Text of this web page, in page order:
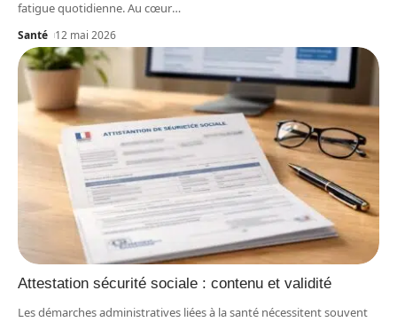
fatigue quotidienne. Au cœur…
Santé 12 mai 2026
Attestation sécurité sociale : contenu et validité
Les démarches administratives liées à la santé nécessitent souvent